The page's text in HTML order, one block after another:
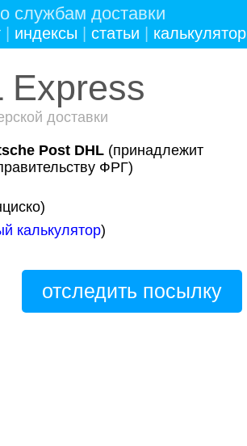
службам доставки
индексы статьи калькулятор
Express
доставки
Post DHL(принадлежит
ФРГ)
калькулятор)
отследить посылку